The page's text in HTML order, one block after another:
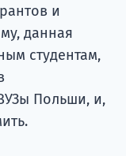
и
данная
студентам,
Польши, и,